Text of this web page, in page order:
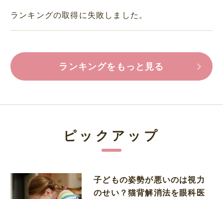
ランキングの取得に失敗しました。
ランキングをもっと見る
ピックアップ
子どもの姿勢が悪いのは視力
のせい？猫背解消法を眼科医